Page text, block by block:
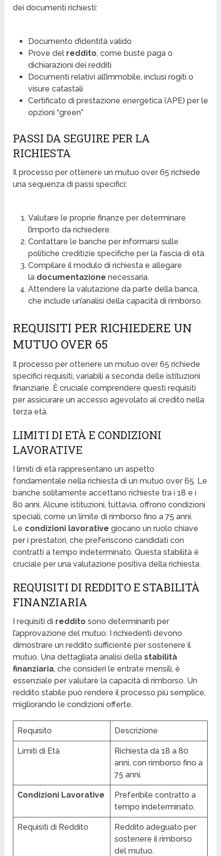
dei documenti richiesti:
Documento d’identità valido
Prove del reddito, come buste paga o
dichiarazioni dei redditi
Documenti relativi all’immobile, inclusi rogiti o
visure catastali
Certificato di prestazione energetica (APE) per le
opzioni “green”
PASSI DA SEGUIRE PER LA
RICHIESTA
Il processo per ottenere un mutuo over 65 richiede
una sequenza di passi specifici:
Valutare le proprie finanze per determinare
l’importo da richiedere.
Contattare le banche per informarsi sulle
politiche creditizie specifiche per la fascia di età.
Compilare il modulo di richiesta e allegare
la documentazione necessaria.
Attendere la valutazione da parte della banca,
che include un’analisi della capacità di rimborso.
REQUISITI PER RICHIEDERE UN
MUTUO OVER 65
Il processo per ottenere un mutuo over 65 richiede
specifici requisiti, variabili a seconda delle istituzioni
finanziarie. È cruciale comprendere questi requisiti
per assicurare un accesso agevolato al credito nella
terza età.
LIMITI DI ETÀ E CONDIZIONI
LAVORATIVE
I limiti di età rappresentano un aspetto
fondamentale nella richiesta di un mutuo over 65. Le
banche solitamente accettano richieste tra i 18 e i
80 anni. Alcune istituzioni, tuttavia, offrono condizioni
speciali, come un limite di rimborso fino a 75 anni.
Le condizioni lavorative giocano un ruolo chiave
per i prestatori, che preferiscono candidati con
contratti a tempo indeterminato. Questa stabilità è
cruciale per una valutazione positiva della richiesta.
REQUISITI DI REDDITO E STABILITÀ
FINANZIARIA
I requisiti di reddito sono determinanti per
l’approvazione del mutuo. I richiedenti devono
dimostrare un reddito sufficiente per sostenere il
mutuo. Una dettagliata analisi dellastabilità
finanziaria, che consideri le entrate mensili, è
essenziale per valutare la capacità di rimborso. Un
reddito stabile può rendere il processo più semplice,
migliorando le condizioni offerte.
Requisito Descrizione
Limiti di Età
Richiesta da 18 a 80
anni, con rimborso fino a
75 anni.
Condizioni Lavorative
Preferibile contratto a
tempo indeterminato.
Requisiti di Reddito
Reddito adeguato per
sostenere il rimborso
del mutuo.